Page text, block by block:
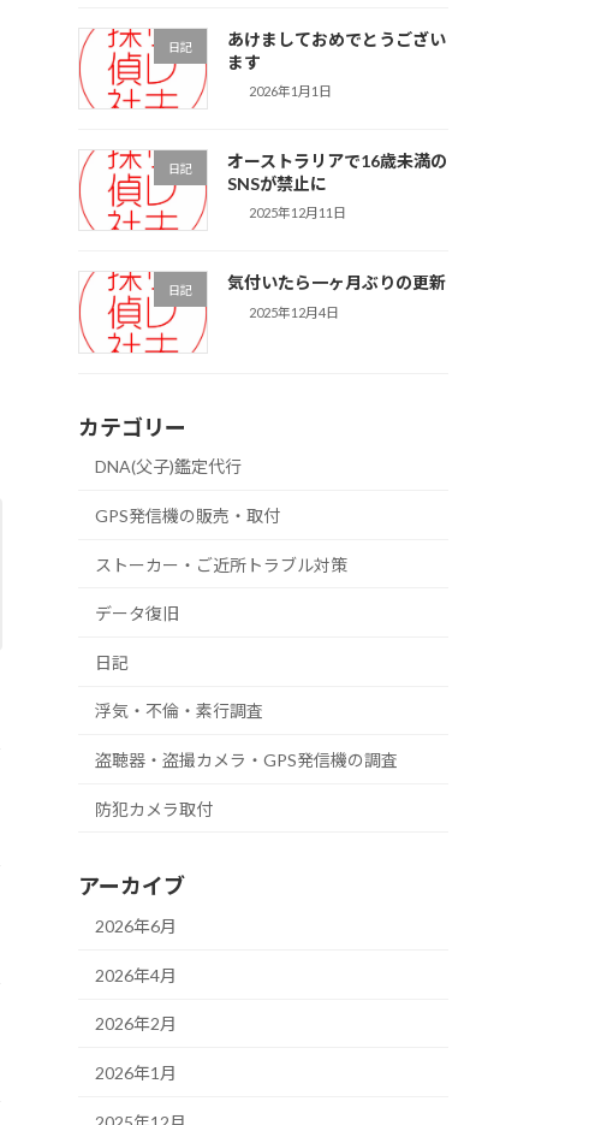
日記
あけましておめでとうござい
ます
2026年1月1日
日記
オーストラリアで16歳未満の
SNSが禁止に
2025年12月11日
日記 気付いたら一ヶ月ぶりの更新
2025年12月4日
カテゴリー
DNA(父子)鑑定代行
GPS発信機の販売・取付
ストーカー・ご近所トラブル対策
データ復旧
日記
浮気・不倫・素行調査
盗聴器・盗撮カメラ・GPS発信機の調査
防犯カメラ取付
アーカイブ
2026年6月
2026年4月
2026年2月
2026年1月